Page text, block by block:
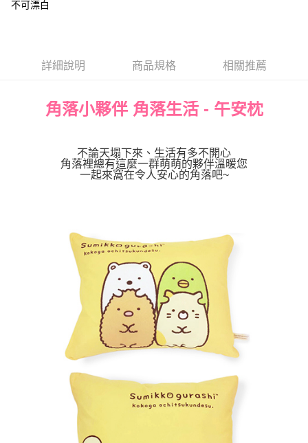
宅配
不可漂白
詳細說明 商品規格 相關推薦
角落小夥伴 角落生活 - 午安枕
不論天塌下來、生活有多不開心
角落裡總有這麼一群萌萌的夥伴溫暖您
一起來窩在令人安心的角落吧~